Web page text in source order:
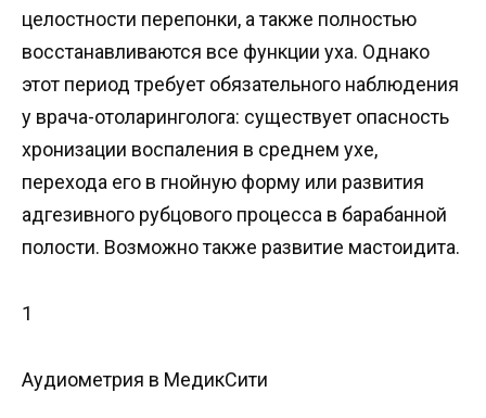
целостности перепонки, а также полностью
восстанавливаются все функции уха. Однако
этот период требует обязательного наблюдения
у врача-отоларинголога: существует опасность
хронизации воспаления в среднем ухе,
перехода его в гнойную форму или развития
адгезивного рубцового процесса в барабанной
полости. Возможно также развитие мастоидита.
1
Аудиометрия в МедикСити